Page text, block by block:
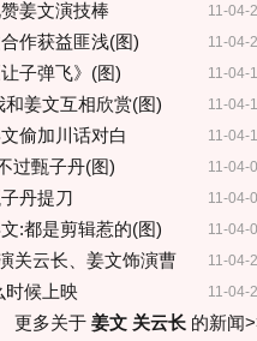
11-04-
姜文演技棒
11-04-
作获益匪浅(图)
11-04-
子弹飞》(图)
11-04-
和姜文互相欣赏(图)
11-04-
偷加川话对白
11-04-
过甄子丹(图)
11-04-
丹提刀
11-04-
:都是剪辑惹的(图)
11-04-
关云长、姜文饰演曹
11-04-
时候上映
更多关于 姜文 关云长的新闻